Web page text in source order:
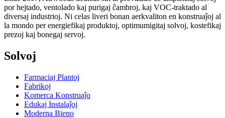
por hejtado, ventolado kaj purigaj ĉambroj, kaj VOC-traktado al
diversaj industrioj. Ni celas liveri bonan aerkvaliton en konstruaĵoj al
la mondo per energiefikaj produktoj, optimumigitaj solvoj, kostefikaj
prezoj kaj bonegaj servoj.
Solvoj
Farmaciaj Plantoj
Fabrikoj
Komerca Konstruaĵo
Edukaj Instalaĵoj
Moderna Bieno